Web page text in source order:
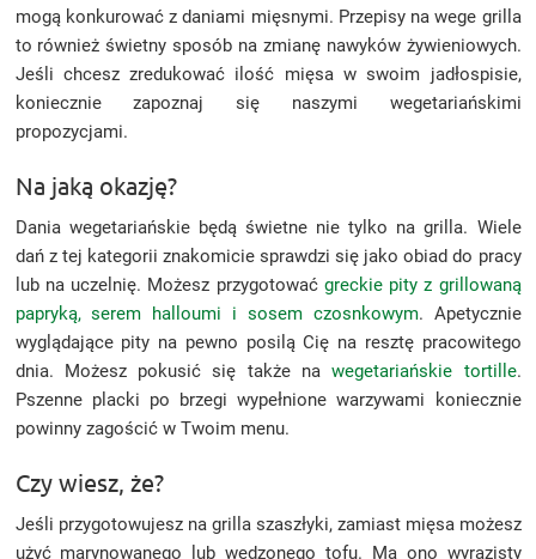
mogą konkurować z daniami mięsnymi. Przepisy na wege grilla
to również świetny sposób na zmianę nawyków żywieniowych.
Jeśli chcesz zredukować ilość mięsa w swoim jadłospisie,
koniecznie zapoznaj się naszymi wegetariańskimi
propozycjami.
Na jaką okazję?
Dania wegetariańskie będą świetne nie tylko na grilla. Wiele
dań z tej kategorii znakomicie sprawdzi się jako obiad do pracy
lub na uczelnię. Możesz przygotować greckie pity z grillowaną
papryką, serem halloumi i sosem czosnkowym. Apetycznie
wyglądające pity na pewno posilą Cię na resztę pracowitego
dnia. Możesz pokusić się także nawegetariańskie tortille.
Pszenne placki po brzegi wypełnione warzywami koniecznie
powinny zagościć w Twoim menu.
Czy wiesz, że?
Jeśli przygotowujesz na grilla szaszłyki, zamiast mięsa możesz
użyć marynowanego lub wędzonego tofu. Ma ono wyrazisty